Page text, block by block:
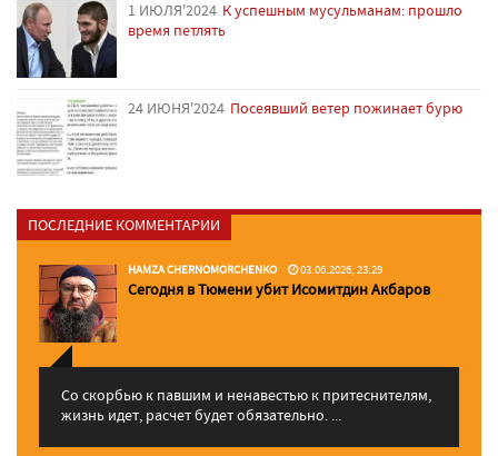
1 ИЮЛЯ'2024 К успешным мусульманам: прошло
время петлять
24 ИЮНЯ'2024 Посеявший ветер пожинает бурю
ПОСЛЕДНИЕ КОММЕНТАРИИ
HAMZA CHERNOMORCHENKO 03.06.2026, 23:29
Сегодня в Тюмени убит Исомитдин Акбаров
Со скорбью к павшим и ненавестью к притеснителям,
жизнь идет, расчет будет обязательно. ...